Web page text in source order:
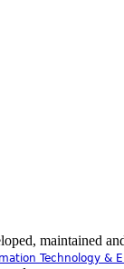
maintained
Technology &